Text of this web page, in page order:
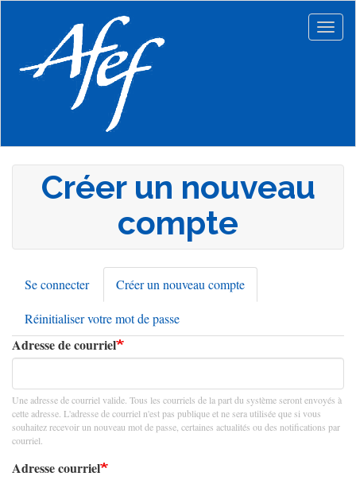
principal
Créer un nouveau
compte
Onglets
principaux
Se connecter Créer un nouveau compte
actif)
Réinitialiser votre mot de passe
Adresse de courriel
Une adresse de courriel valide. Tous les courriels de la part du système seront envoyés à
cette adresse. L'adresse de courriel n'est pas publique et ne sera utilisée que si vous
souhaitez recevoir un nouveau mot de passe, certaines actualités ou des notifications par
courriel.
Adresse courriel